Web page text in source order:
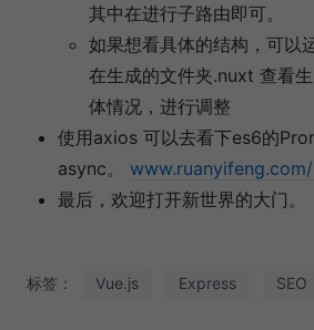
其中在进行子路由即可。
如果想看具体的结构，可以
在生成的文件夹.nuxt 查看
体情况，进行调整
使用axios 可以去看下es6的
async。
最后，欢迎打开新世界的大门。
标签： Vue.js Express SEO